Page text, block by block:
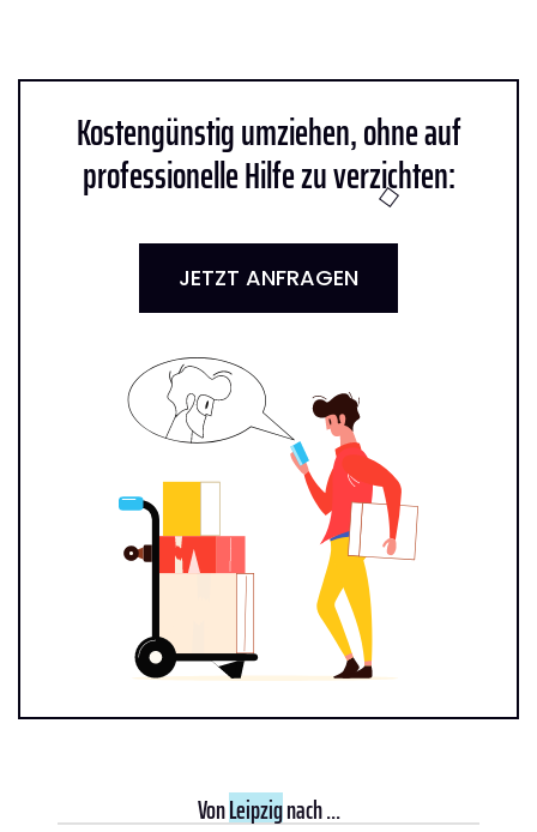
Kostengünstig umziehen, ohne auf
professionelle Hilfe zu verzichten:
JETZT ANFRAGEN
VonLeipzignach ...